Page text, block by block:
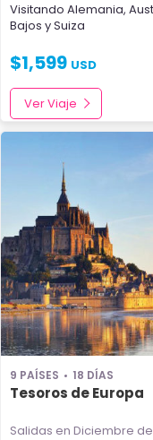
Visitando Alemania,
Bajos ySuiza
$1,599 USD
Ver Viaje
9 PAÍSES 18 DÍAS
Tesoros de Europa
Salidas en Diciembre